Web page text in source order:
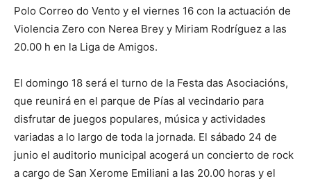
Polo Correo do Vento y el viernes 16 con la actuación de
Violencia Zero con Nerea Brey y Miriam Rodríguez a las
20.00 h en la Liga de Amigos.
El domingo 18 será el turno de la Festa das Asociacións,
que reunirá en el parque de Pías al vecindario para
disfrutar de juegos populares, música y actividades
variadas a lo largo de toda la jornada. El sábado 24 de
junio el auditorio municipal acogerá un concierto de rock
a cargo de San Xerome Emiliani a las 20.00 horas y el